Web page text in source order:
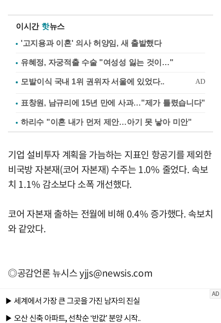
이시간 핫뉴스
'고지용과 이혼' 의사 허양임, 새 출발했다
유혜정, 자궁적출 수술 "여성성 잃는 것이…"
표창원, 남규리에 15년 만에 사과…"제가 틀렸습니다"
하리수 "이혼 내가 먼저 제안…아기 못 낳아 미안"
기업 설비투자 계획을 가늠하는 지표인 항공기를 제외한
비국방 자본재(코어 자본재) 수주는 1.0% 줄었다. 속보
치 1.1% 감소보다 소폭 개선했다.
코어 자본재 출하는 전월에 비해 0.4% 증가했다. 속보치
와 같았다.
◎공감언론 뉴시스yjjs@newsis.com